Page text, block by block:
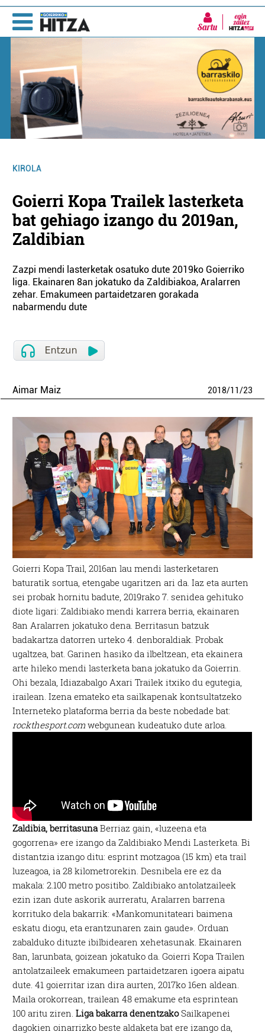
Sartu
KIROLA
Goierri Kopa Trailek lasterketa
bat gehiago izango du 2019an,
Zaldibian
Zazpi mendi lasterketak osatuko dute 2019ko Goierriko
liga. Ekainaren 8an jokatuko da Zaldibiakoa, Aralarren
zehar. Emakumeen partaidetzaren gorakada
nabarmendu dute
Aimar Maiz 2018/11/23
Goierri Kopa Trail, 2016an lau mendi lasterketaren
baturatik sortua, etengabe ugaritzen ari da. Iaz eta aurten
sei probak hornitu badute, 2019rako 7. senidea gehituko
diote ligari: Zaldibiako mendi karrera berria, ekainaren
8an Aralarren jokatuko dena. Berritasun batzuk
badakartza datorren urteko 4. denboraldiak. Probak
ugaltzea, bat. Garinen hasiko da ilbeltzean, eta ekainera
arte hileko mendi lasterketa bana jokatuko da Goierrin.
Ohi bezala, Idiazabalgo Axari Trailek itxiko du egutegia,
irailean. Izena emateko eta sailkapenak kontsultatzeko
Interneteko plataforma berria da beste nobedade bat:
rockthesport.com webgunean kudeatuko dute arloa.
Zaldibia, berritasunaBerriaz gain, «luzeena eta
gogorrena» ere izango da Zaldibiako Mendi Lasterketa. Bi
distantzia izango ditu: esprint motzagoa (15 km) eta trail
luzeagoa, ia 28 kilometrorekin. Desnibela ere ez da
makala: 2.100 metro positibo. Zaldibiako antolatzaileek
ezin izan dute askorik aurreratu, Aralarren barrena
korrituko dela bakarrik: «Mankomunitateari baimena
eskatu diogu, eta erantzunaren zain gaude». Orduan
zabalduko dituzte ibilbidearen xehetasunak. Ekainaren
8an, larunbata, goizean jokatuko da. Goierri Kopa Trailen
antolatzaileek emakumeen partaidetzaren igoera aipatu
dute. 41 goierritar izan dira aurten, 2017ko 16en aldean.
Maila orokorrean, trailean 48 emakume eta esprintean
100 aritu ziren.Liga bakarra denentzakoSailkapenei
dagokien oinarrizko beste aldaketa bat ere izango da,